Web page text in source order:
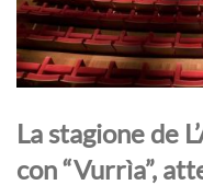
La stagione de
con “Vurrìa”,